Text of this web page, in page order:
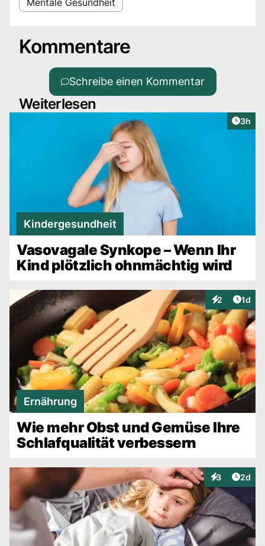
Kommentare
Schreibe einen Kommentar
Weiterlesen
3h
Kindergesundheit
Vasovagale Synkope – Wenn Ihr
Kind plötzlich ohnmächtig wird
2
Interaktionen
1d
Ernährung
Wie mehr Obst und Gemüse Ihre
Schlafqualität verbessern
3
Interaktionen
2d